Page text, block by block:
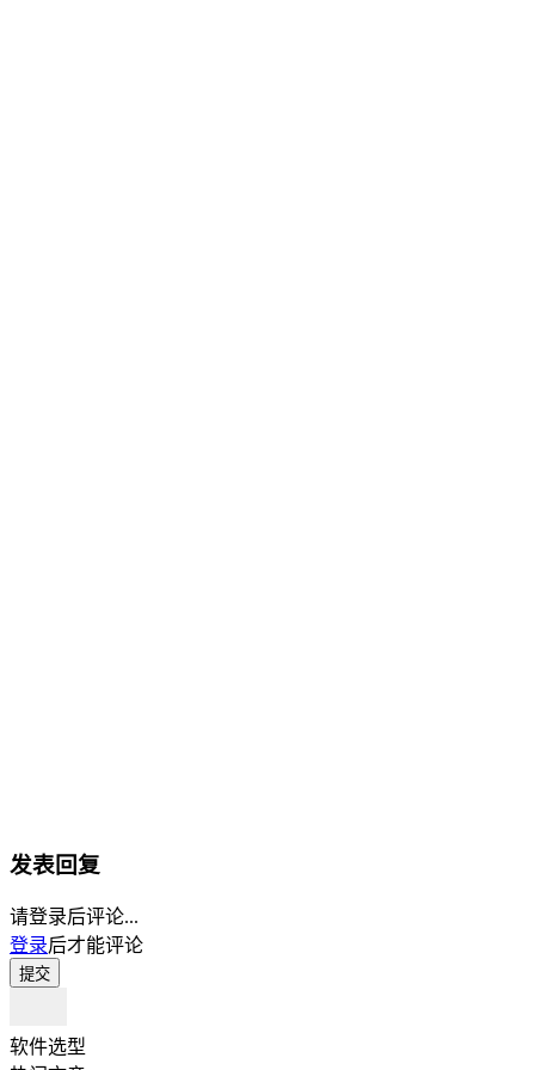
发表回复
请登录后评论...
登录后才能评论
提交
软件选型